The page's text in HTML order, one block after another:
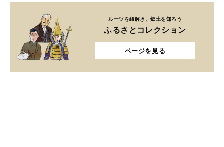
ルーツを紐解き、郷土を知ろう
ふるさとコレクション
ページを見る